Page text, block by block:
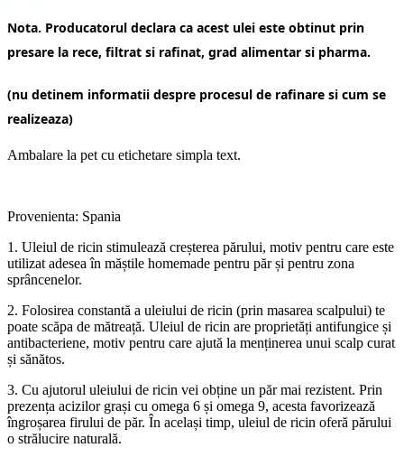
Nota. Producatorul declara ca acest ulei este obtinut prin
presare la rece, filtrat si rafinat, grad alimentar si pharma.
(nu detinem informatii despre procesul de rafinare si cum se
realizeaza)
Ambalare la pet cu etichetare simpla text.
Provenienta: Spania
1. Uleiul de ricin stimulează creșterea părului, motiv pentru care este
utilizat adesea în măștile homemade pentru păr și pentru zona
sprâncenelor.
2. Folosirea constantă a uleiului de ricin (prin masarea scalpului) te
poate scăpa de mătreață. Uleiul de ricin are proprietăți antifungice și
antibacteriene, motiv pentru care ajută la menținerea unui scalp curat
și sănătos.
3. Cu ajutorul uleiului de ricin vei obține un păr mai rezistent. Prin
prezența acizilor grași cu omega 6 și omega 9, acesta favorizează
îngroșarea firului de păr. În același timp, uleiul de ricin oferă părului
o strălucire naturală.